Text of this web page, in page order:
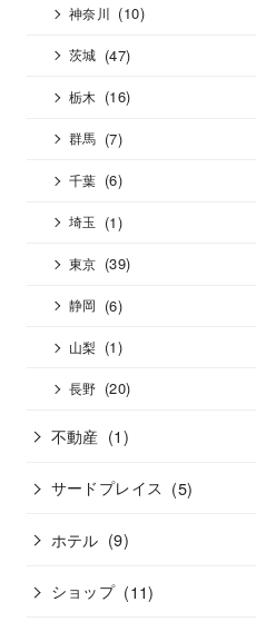
神奈川 (10)
茨城 (47)
栃木 (16)
群馬 (7)
千葉 (6)
埼玉 (1)
東京 (39)
静岡 (6)
山梨 (1)
長野 (20)
不動産 (1)
サードプレイス (5)
ホテル (9)
ショップ (11)